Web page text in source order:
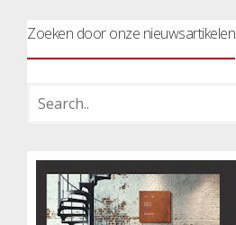
Zoeken door onze nieuwsartikelen